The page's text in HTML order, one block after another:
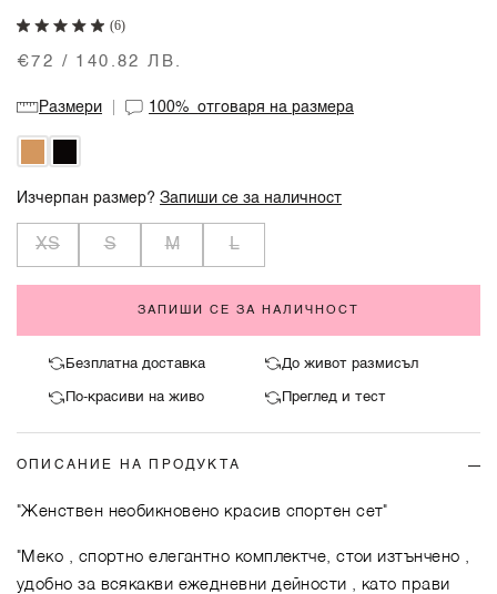
(6)
€72 / 140.82 ЛВ.
Размери 100%отговаря на размера
Изчерпан размер?Запиши се за наличност
XS S M L
ЗАПИШИ СЕ ЗА НАЛИЧНОСТ
Безплатна доставка До живот размисъл
По-красиви на живо Преглед и тест
ОПИСАНИЕ НА ПРОДУКТА
"Женствен необикновено красив спортен сет"
"Меко , спортно елегантно комплектче, стои изтънчено ,
удобно за всякакви ежедневни дейности , като прави